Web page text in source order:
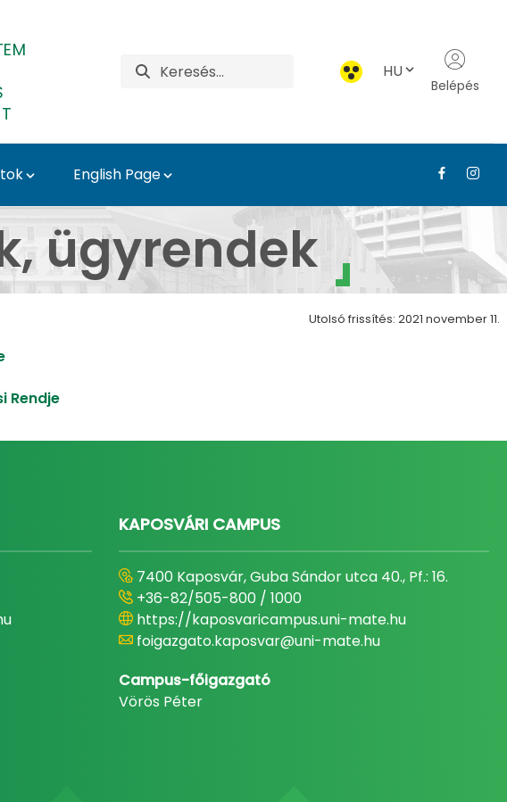
HU
Belépés
English Page
ügyrendek
Utolsó frissítés: 2021 november 11.
Rendje
KAPOSVÁRI CAMPUS
7400 Kaposvár, Guba Sándor utca 40., Pf.: 16.
+36-82/505-800 / 1000
https://kaposvaricampus.uni-mate.hu
foigazgato.kaposvar@uni-mate.hu
Campus-főigazgató
Vörös Péter